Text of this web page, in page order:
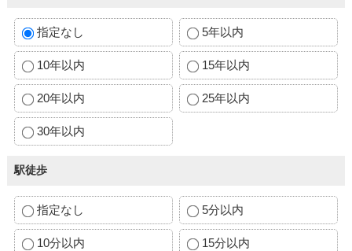
指定なし 5年以内
10年以内 15年以内
20年以内 25年以内
30年以内
駅徒歩
指定なし 5分以内
10分以内 15分以内